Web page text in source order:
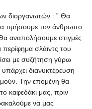
διοργανωτών : ” Θα
τιμήσουμε τον άνθρωπο
αναπολήσουμε στιγμές
σλάιντς του
με συζήτηση γύρω
διανυκτέρευση
Την επομένη θα
καφεδάκι μας, πριν
να μας